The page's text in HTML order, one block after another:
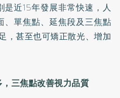
近15年發展非常快速，人
、單焦點、延焦段及三焦點
，甚至也可矯正散光、增加
三焦點改善視力品質